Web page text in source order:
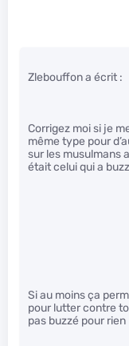
Zlebouffon a écrit :
Corrigez moi si je
même type pour
sur les musulmans
était celui qui a
Si au moins ça
pour lutter contre
pas buzzé pour rien